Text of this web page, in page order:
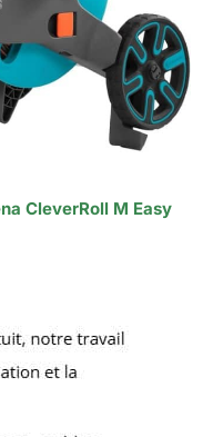
CleverRoll M Easy